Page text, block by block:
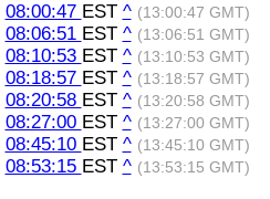
08:00:47 EST ^ (13:00:47 GMT)
08:06:51 EST ^ (13:06:51 GMT)
08:10:53 EST ^ (13:10:53 GMT)
08:18:57 EST ^ (13:18:57 GMT)
08:20:58 EST ^ (13:20:58 GMT)
08:27:00 EST ^ (13:27:00 GMT)
08:45:10 EST ^ (13:45:10 GMT)
08:53:15 EST ^ (13:53:15 GMT)